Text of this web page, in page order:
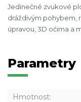
Jedinečné zvukové
dráždivým pohybem,
úpravou, 3D očima a
Parametry
Hmotnost: